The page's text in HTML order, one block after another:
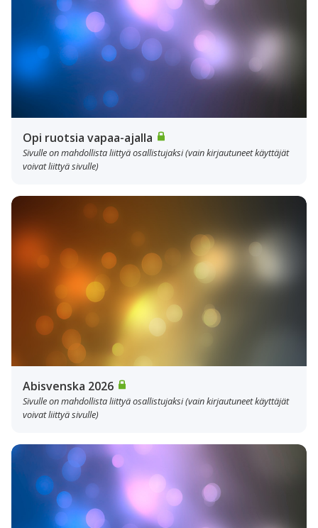
Opi ruotsia vapaa-ajalla
Sivulle on mahdollista liittyä osallistujaksi (vain kirjautuneet käyttäjät
voivat liittyä sivulle)
Abisvenska 2026
Sivulle on mahdollista liittyä osallistujaksi (vain kirjautuneet käyttäjät
voivat liittyä sivulle)